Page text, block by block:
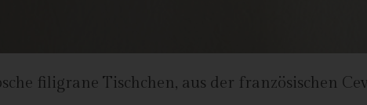
filigrane Tischchen, aus der französischen
Die Internetseiten verwenden Cookies. Cookies sind Textdateien,
über einen Internetbrowser auf einem Computersystem abgelegt